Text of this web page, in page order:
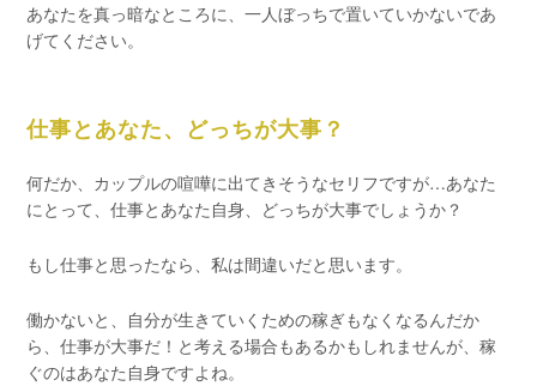
あなたを真っ暗なところに、一人ぼっちで置いていかないであ
げてください。
仕事とあなた、どっちが大事？
何だか、カップルの喧嘩に出てきそうなセリフですが…あなた
にとって、仕事とあなた自身、どっちが大事でしょうか？
もし仕事と思ったなら、私は間違いだと思います。
働かないと、自分が生きていくための稼ぎもなくなるんだか
ら、仕事が大事だ！と考える場合もあるかもしれませんが、稼
ぐのはあなた自身ですよね。